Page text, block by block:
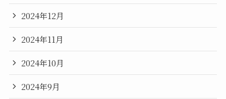
2024年12月
2024年11月
2024年10月
2024年9月